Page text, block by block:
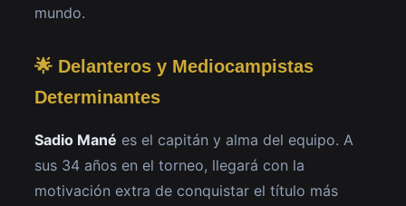
mundo.
🌟 Delanteros y Mediocampistas
Determinantes
Sadio Mané es el capitán y alma del equipo. A
sus 34 años en el torneo, llegará con la
motivación extra de conquistar el título más